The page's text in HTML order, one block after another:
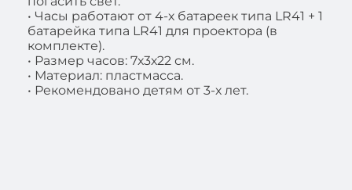
• Часы работают от 4-х батареек типа LR41 + 1
батарейка типа LR41 для проектора (в
комплекте).
• Размер часов: 7х3х22 см.
• Материал: пластмасса.
• Рекомендовано детям от 3-х лет.